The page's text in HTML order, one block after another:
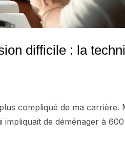
difficile : la
compliqué de ma
de déménager à